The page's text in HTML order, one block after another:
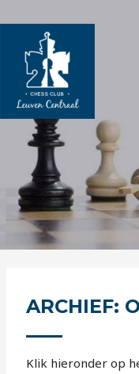
naar
inhoud
ARCHIEF:
Klik hieronder op